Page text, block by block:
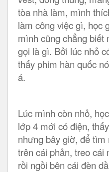
tòa nhà làm, mình
làm công việc gì, học
mình cũng chẳng biết
gọi là gì. Bởi lúc nhỏ
thấy phim hàn quốc
á.
Lúc mình còn nhỏ,
lớp 4 mới có điện,
nhưng bây giờ, để tìm
trên cái phản, treo cái
rồi ngồi bên cái đèn